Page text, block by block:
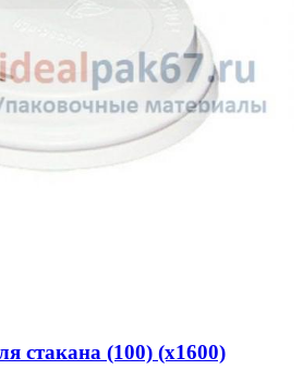
стакана (100) (х1600)